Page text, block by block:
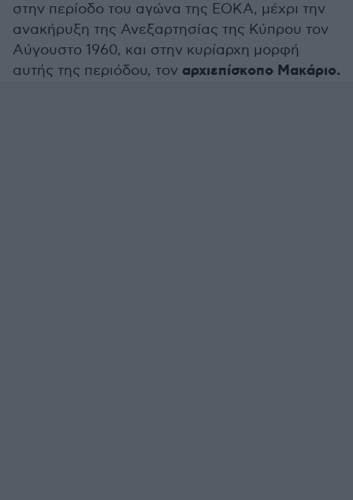
στην περίοδο του αγώνα της ΕΟΚΑ, μέχρι την
ανακήρυξη της Ανεξαρτησίας της Κύπρου τον
Αύγουστο 1960, και στην κυρίαρχη μορφή
αυτής της περιόδου, τον αρχιεπίσκοπο Μακάριο.